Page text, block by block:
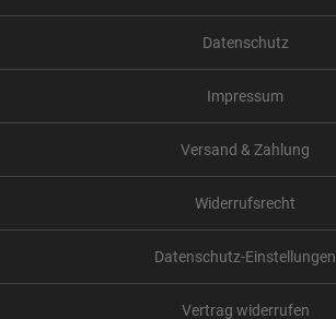
Datenschutz
Impressum
Versand & Zahlung
Widerrufsrecht
Datenschutz-Einstellungen
Vertrag widerrufen